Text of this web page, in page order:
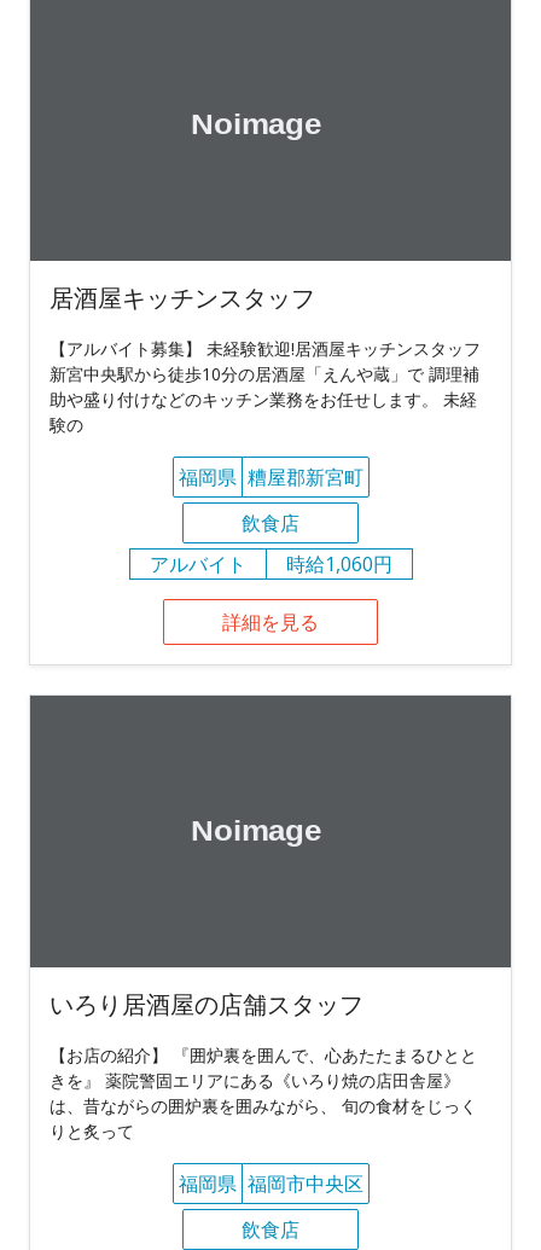
居酒屋キッチンスタッフ
【アルバイト募集】 未経験歓迎!居酒屋キッチンスタッフ
新宮中央駅から徒歩10分の居酒屋「えんや蔵」で 調理補
助や盛り付けなどのキッチン業務をお任せします。 未経
験の
福岡県 糟屋郡新宮町
飲食店
アルバイト
時給1,060円
詳細を見る
いろり居酒屋の店舗スタッフ
【お店の紹介】 『囲炉裏を囲んで、心あたたまるひとと
きを』 薬院警固エリアにある《いろり焼の店田舎屋》
は、昔ながらの囲炉裏を囲みながら、 旬の食材をじっく
りと炙って
福岡県 福岡市中央区
飲食店